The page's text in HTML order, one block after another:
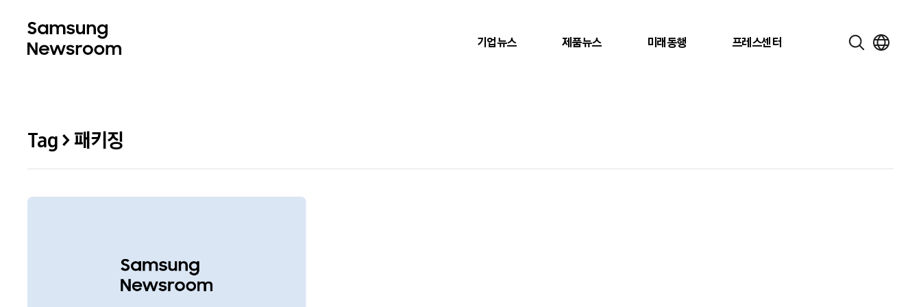
기업뉴스 제품뉴스 미래동행 프레스센터
Tag > 패키징